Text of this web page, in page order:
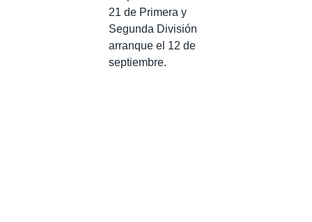
21 de Primera y
Segunda División
arranque el 12 de
septiembre.